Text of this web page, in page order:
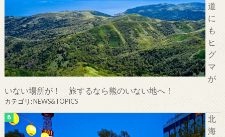
道
に
も
ヒ
グ
マ
が
いない場所が！ 旅するなら熊のいない地へ！
カテゴリ:NEWS&TOPICS
北
海